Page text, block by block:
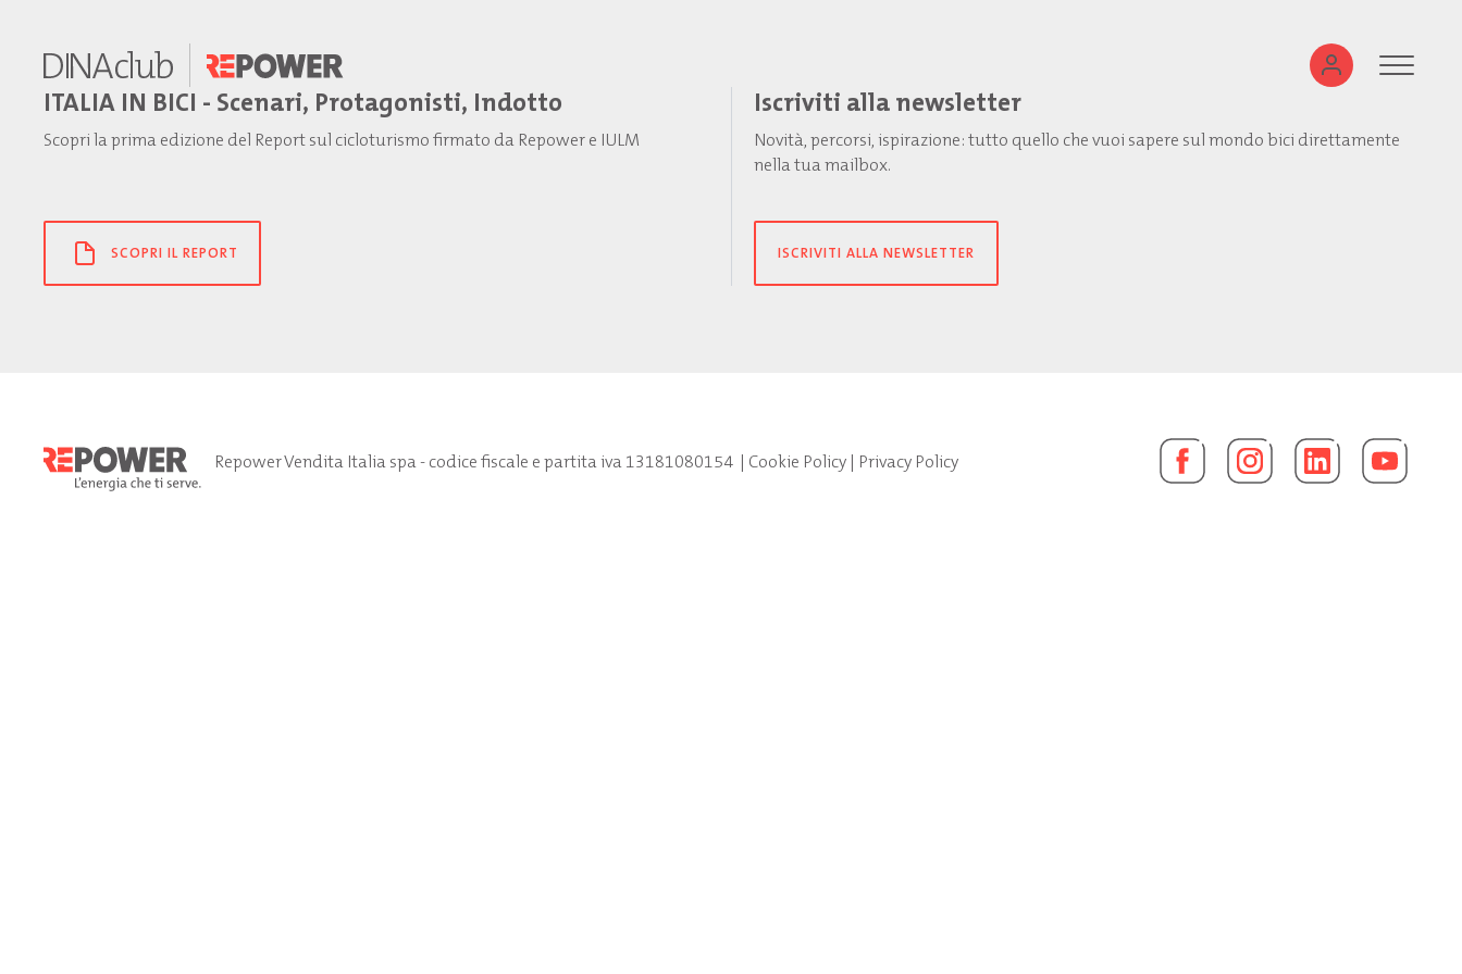
ITALIA IN BICI - Scenari, Protagonisti, Indotto
Scopri la prima edizione del Report sul cicloturismo firmato da Repower e IULM
SCOPRI IL REPORT
Iscriviti alla newsletter
Novità, percorsi, ispirazione: tutto quello che vuoi sapere sul mondo bici direttamente
nella tua mailbox.
ISCRIVITI ALLA NEWSLETTER
Repower Vendita Italia spa - codice fiscale e partita iva 13181080154| Cookie Policy| Privacy Policy